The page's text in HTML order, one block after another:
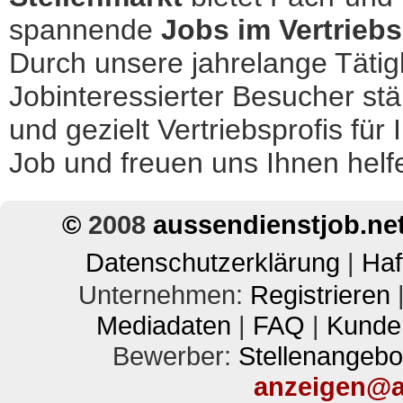
spannende Jobs im
Durch unsere jahrelange
Jobinteressierter Besucher
und gezielt Vertriebsprofis für
Job und freuen uns Ihnen
© 2008
Datenschutzerklärung |
Unternehmen: Registrieren
Mediadaten | FAQ |
Bewerber: